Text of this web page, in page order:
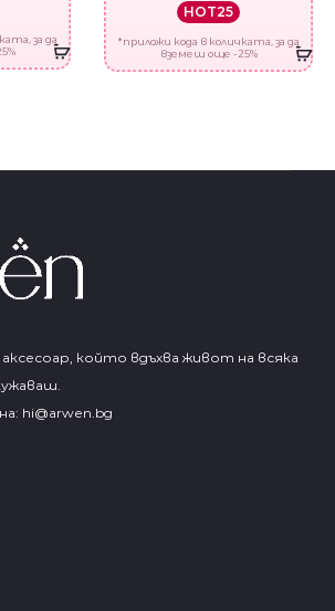
за да
HOT25
*приложи кода в количката, за да
вземеш още -25%
който вдъхва живот на всяка
hi@arwen.bg